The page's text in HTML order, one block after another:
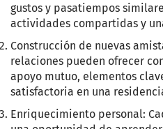
gustos y pasatiempos
actividades compartidas y
Construcción de nuevas
relaciones pueden ofrecer
apoyo mutuo, elementos
satisfactoria en una
Enriquecimiento personal: